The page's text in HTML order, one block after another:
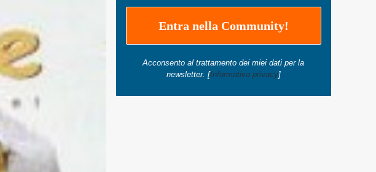
Acconsento al trattamento dei miei dati per la
newsletter. [Informativa privacy]